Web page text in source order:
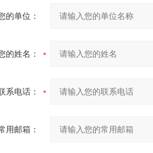
的单位：
的姓名：
系电话：
用邮箱：